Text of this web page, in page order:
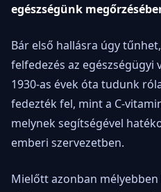
egészségünk
Bár első hallásra úgy
felfedezés az egészségügyi
1930-as évek óta tudunk
fedezték fel, mint a C-
melynek segítségével
emberi szervezetben.
Mielőtt azonban